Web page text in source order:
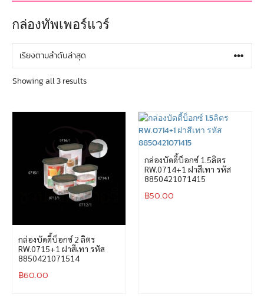
กล่องทัพเพอร์แวร์
Showing all 3 results
กล่องบัดดี้บ็อกซ์ 2 ลิตร
RW.0715+1 ฝาสีเทา รหัส
8850421071514
฿60.00
กล่องบัดดี้บ็อกซ์ 1.5ลิตร
RW.0714+1 ฝาสีเทา รหัส
8850421071415
฿50.00